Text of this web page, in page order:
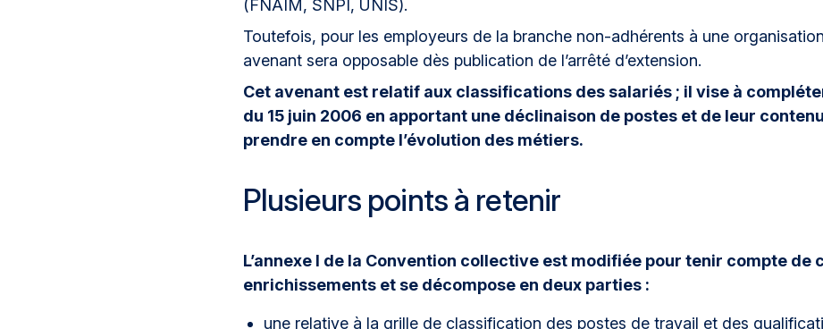
(FNAIM, SNPI, UNIS).
Toutefois, pour les employeurs de la branche non-adhérents à une
avenant sera opposable dès publication de l’arrêté d’extension.
Cet avenant est relatif aux classifications des salariés ; il vise à
du 15 juin 2006 en apportant une déclinaison de postes et de leur
prendre en compte l’évolution des métiers.
Plusieurs points à retenir
L’annexe I de la Convention collective est modifiée pour tenir compte de
enrichissements et se décompose en deux parties :
une relative à la grille de classification des postes de travail et des